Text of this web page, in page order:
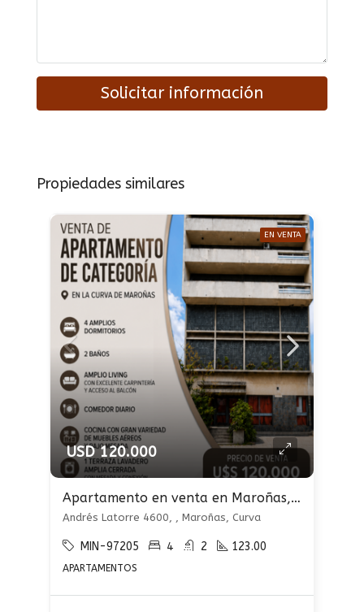
Solicitar información
Propiedades similares
EN VENTA
USD 120.000
Apartamento en venta en Maroñas, Curva
Andrés Latorre 4600, , Maroñas, Curva
MIN-97205 4 2 123.00
APARTAMENTOS